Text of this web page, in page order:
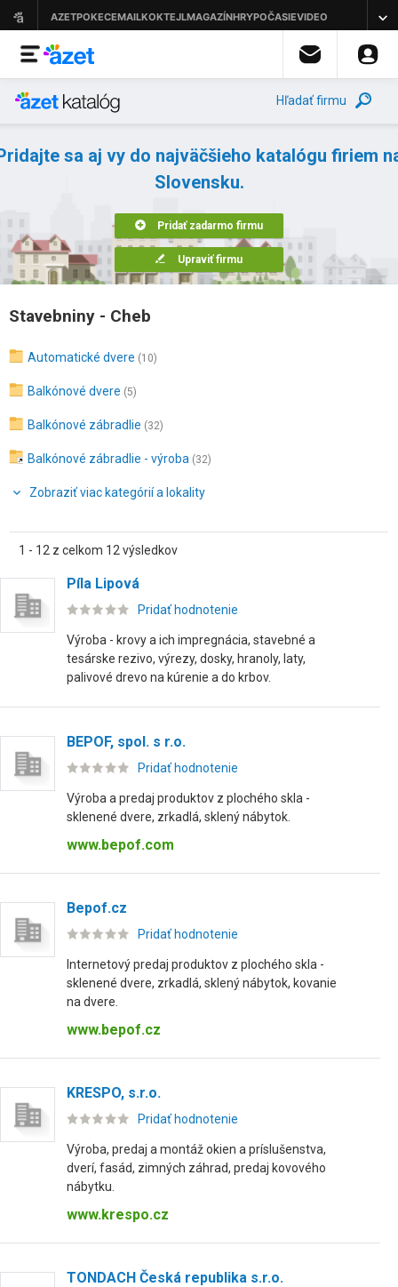
Hľadať firmu
sa aj vy do najväčšieho katalógu firiem
Slovensku.
Pridať zadarmo firmu
Upraviť firmu
Stavebniny - Cheb
Automatické dvere (10)
Balkónové dvere (5)
Balkónové zábradlie (32)
Balkónové zábradlie - výroba (32)
Zobraziť viac kategórií a lokality
1 - 12 z celkom 12 výsledkov
Píla Lipová
Pridať hodnotenie
Výroba - krovy a ich impregnácia, stavebné a
tesárske rezivo, výrezy, dosky, hranoly, laty,
palivové drevo na kúrenie a do krbov.
BEPOF, spol. s r.o.
Pridať hodnotenie
Výroba a predaj produktov z plochého skla -
sklenené dvere, zrkadlá, sklený nábytok.
www.bepof.com
Bepof.cz
Pridať hodnotenie
Internetový predaj produktov z plochého skla -
sklenené dvere, zrkadlá, sklený nábytok, kovanie
na dvere.
www.bepof.cz
KRESPO, s.r.o.
Pridať hodnotenie
Výroba, predaj a montáž okien a príslušenstva,
dverí, fasád, zimných záhrad, predaj kovového
nábytku.
www.krespo.cz
TONDACH Česká republika s.r.o.